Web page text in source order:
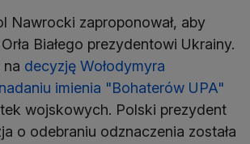
Nawrocki zaproponował, aby
Białego prezydentowi Ukrainy.
na decyzję Wołodymyra
imienia "Bohaterów UPA"
wojskowych. Polski prezydent
o odebraniu odznaczenia została